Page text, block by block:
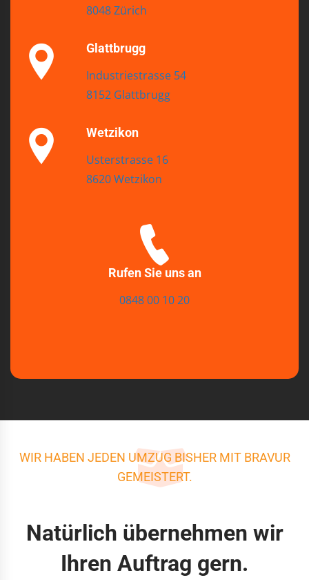
8048 Zürich
Glattbrugg
Industriestrasse 54
8152 Glattbrugg
Wetzikon
Usterstrasse 16
8620 Wetzikon
Rufen Sie uns an
0848 00 10 20
WIR HABEN JEDEN UMZUG BISHER MIT BRAVUR
GEMEISTERT.
Natürlich übernehmen wir
Ihren Auftrag gern.